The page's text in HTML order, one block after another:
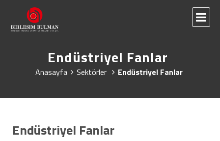
Endüstriyel Fanlar
Anasayfa Sektörler Endüstriyel Fanlar
Endüstriyel Fanlar